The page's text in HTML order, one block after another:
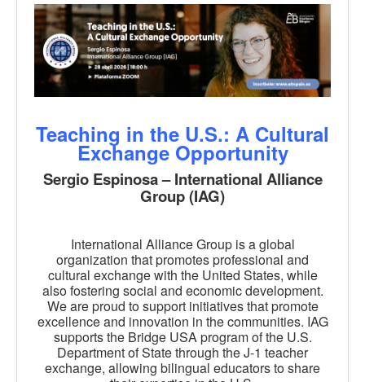
Teaching in the U.S.: A Cultural
Exchange Opportunity
Sergio Espinosa – International Alliance
Group (IAG)
International Alliance Group is a global
organization that promotes professional and
cultural exchange with the United States, while
also fostering social and economic development.
We are proud to support initiatives that promote
excellence and innovation in the communities. IAG
supports the Bridge USA program of the U.S.
Department of State through the J-1 teacher
exchange, allowing bilingual educators to share